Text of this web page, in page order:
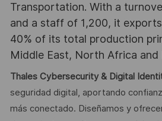
Transportation. With a
and a staff of 1,200, it
40% of its total production
Middle East, North Africa and
Thales Cybersecurity & Digital
seguridad digital, aportando
más conectado. Diseñamos y